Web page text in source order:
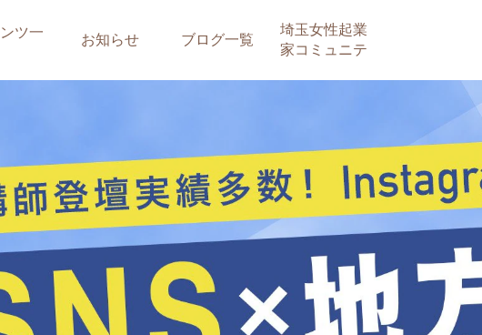
ツ一
お知らせ ブログ一覧
埼玉女性起業
家コミュニテ